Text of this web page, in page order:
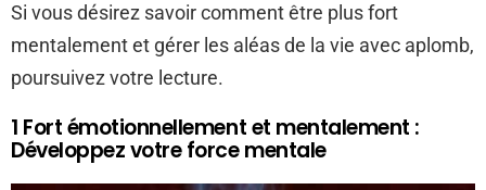
Si vous désirez savoir comment être plus fort
mentalement et gérer les aléas de la vie avec aplomb,
poursuivez votre lecture.
1 Fort émotionnellement et mentalement :
Développez votre force mentale